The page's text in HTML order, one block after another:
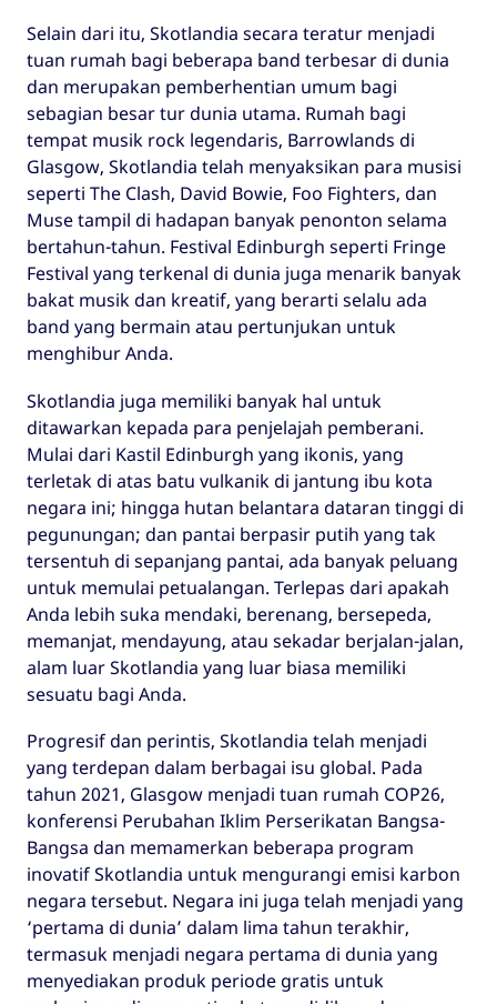
Selain dari itu, Skotlandia secara teratur menjadi
tuan rumah bagi beberapa band terbesar di dunia
dan merupakan pemberhentian umum bagi
sebagian besar tur dunia utama. Rumah bagi
tempat musik rock legendaris, Barrowlands di
Glasgow, Skotlandia telah menyaksikan para musisi
seperti The Clash, David Bowie, Foo Fighters, dan
Muse tampil di hadapan banyak penonton selama
bertahun-tahun. Festival Edinburgh seperti Fringe
Festival yang terkenal di dunia juga menarik banyak
bakat musik dan kreatif, yang berarti selalu ada
band yang bermain atau pertunjukan untuk
menghibur Anda.
Skotlandia juga memiliki banyak hal untuk
ditawarkan kepada para penjelajah pemberani.
Mulai dari Kastil Edinburgh yang ikonis, yang
terletak di atas batu vulkanik di jantung ibu kota
negara ini; hingga hutan belantara dataran tinggi di
pegunungan; dan pantai berpasir putih yang tak
tersentuh di sepanjang pantai, ada banyak peluang
untuk memulai petualangan. Terlepas dari apakah
Anda lebih suka mendaki, berenang, bersepeda,
memanjat, mendayung, atau sekadar berjalan-jalan,
alam luar Skotlandia yang luar biasa memiliki
sesuatu bagi Anda.
Progresif dan perintis, Skotlandia telah menjadi
yang terdepan dalam berbagai isu global. Pada
tahun 2021, Glasgow menjadi tuan rumah COP26,
konferensi Perubahan Iklim Perserikatan Bangsa-
Bangsa dan memamerkan beberapa program
inovatif Skotlandia untuk mengurangi emisi karbon
negara tersebut. Negara ini juga telah menjadi yang
‘pertama di dunia’ dalam lima tahun terakhir,
termasuk menjadi negara pertama di dunia yang
menyediakan produk periode gratis untuk